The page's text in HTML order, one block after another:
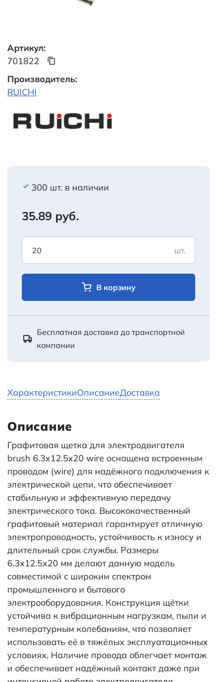
Артикул:
701822
Производитель:
RUICHI
300 шт. в наличии
35.89 руб.
шт.
В корзину
Бесплатная доставка до транспортной
компании
ХарактеристикиОписаниеДоставка
Описание
Графитовая щетка для электродвигателя
brush 6.3x12.5x20 wire оснащена встроенным
проводом (wire) для надёжного подключения к
электрической цепи, что обеспечивает
стабильную и эффективную передачу
электрического тока. Высококачественный
графитовый материал гарантирует отличную
электропроводность, устойчивость к износу и
длительный срок службы. Размеры
6.3x12.5x20 мм делают данную модель
совместимой с широким спектром
промышленного и бытового
электрооборудования. Конструкция щётки
устойчива к вибрационным нагрузкам, пыли и
температурным колебаниям, что позволяет
использовать её в тяжёлых эксплуатационных
условиях. Наличие провода облегчает монтаж
и обеспечивает надёжный контакт даже при